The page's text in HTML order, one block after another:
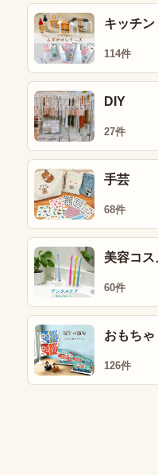
キッチン
114件
DIY
27件
手芸
68件
美容コス
60件
おもちゃ
126件